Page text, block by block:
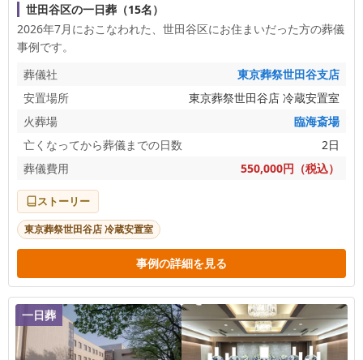
世田谷区の一日葬（15名）
2026年7月におこなわれた、 世田谷区にお住まいだった方の葬儀
事例です。
葬儀社
東京葬祭世田谷支店
安置場所
東京葬祭世田谷店 冷蔵安置室
火葬場
臨海斎場
亡くなってから葬儀までの日数
2日
葬儀費用
550,000円（税込）
ストーリー
東京葬祭世田谷店 冷蔵安置室
事例の詳細を見る
一日葬